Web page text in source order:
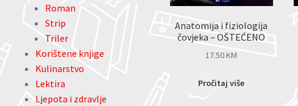
Roman
Strip
Triler
Korištene knjige
Kulinarstvo
Lektira
Ljepota i zdravlje
Anatomija i fiziologija
čovjeka – OŠTEĆENO
17.50KM
Pročitaj više